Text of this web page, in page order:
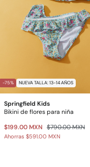
-75% NUEVA TALLA: 13-14 AÑOS
Springfield Kids
Bikini de flores para niña
$199.00 MXN $790.00 MXN
Ahorras $591.00 MXN